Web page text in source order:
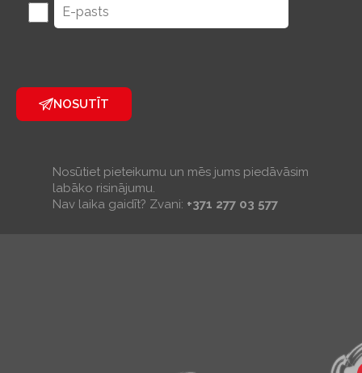
NOSUTĪT
Nosūtiet pieteikumu un mēs jums piedāvāsim
labāko risinājumu.
Nav laika gaidīt? Zvani: +371 277 03 577